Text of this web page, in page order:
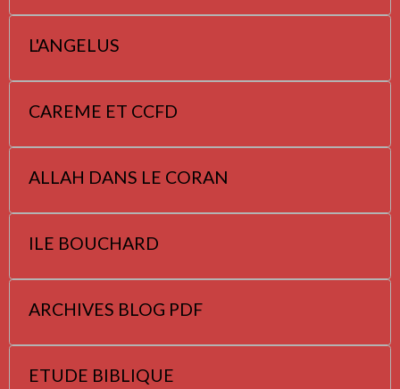
L'ANGELUS
CAREME ET CCFD
ALLAH DANS LE CORAN
ILE BOUCHARD
ARCHIVES BLOG PDF
ETUDE BIBLIQUE